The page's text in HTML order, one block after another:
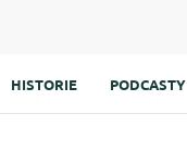
HISTORIE PODCASTY